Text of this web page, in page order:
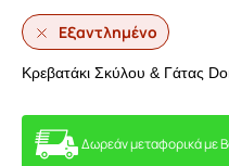
Εξαντλημένο
Κρεβατάκι Σκύλου & Γάτας
Δωρεάν μεταφορικά με